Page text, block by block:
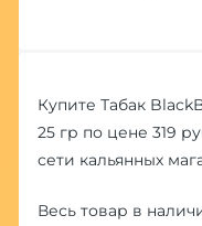
Купите Табак
25 гр по цене 319
сети кальянных
Весь товар в